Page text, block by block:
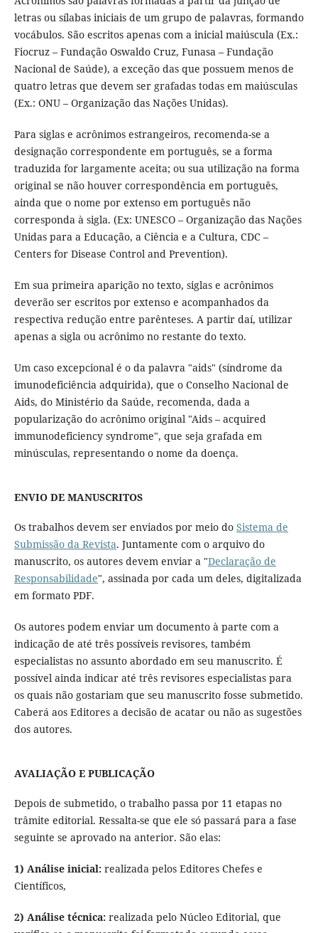
letras ou sílabas iniciais de um grupo de palavras, formando
vocábulos. São escritos apenas com a inicial maiúscula (Ex.:
Fiocruz – Fundação Oswaldo Cruz, Funasa – Fundação
Nacional de Saúde), a exceção das que possuem menos de
quatro letras que devem ser grafadas todas em maiúsculas
(Ex.: ONU – Organização das Nações Unidas).
Para siglas e acrônimos estrangeiros, recomenda-se a
designação correspondente em português, se a forma
traduzida for largamente aceita; ou sua utilização na forma
original se não houver correspondência em português,
ainda que o nome por extenso em português não
corresponda à sigla. (Ex: UNESCO – Organização das Nações
Unidas para a Educação, a Ciência e a Cultura, CDC –
Centers for Disease Control and Prevention).
Em sua primeira aparição no texto, siglas e acrônimos
deverão ser escritos por extenso e acompanhados da
respectiva redução entre parênteses. A partir daí, utilizar
apenas a sigla ou acrônimo no restante do texto.
Um caso excepcional é o da palavra "aids" (síndrome da
imunodeficiência adquirida), que o Conselho Nacional de
Aids, do Ministério da Saúde, recomenda, dada a
popularização do acrônimo original "Aids – acquired
immunodeficiency syndrome", que seja grafada em
minúsculas, representando o nome da doença.
ENVIO DE MANUSCRITOS
Os trabalhos devem ser enviados por meio do Sistema de
Submissão da Revista. Juntamente com o arquivo do
manuscrito, os autores devem enviar a "Declaração de
Responsabilidade", assinada por cada um deles, digitalizada
em formato PDF.
Os autores podem enviar um documento à parte com a
indicação de até três possíveis revisores, também
especialistas no assunto abordado em seu manuscrito. É
possível ainda indicar até três revisores especialistas para
os quais não gostariam que seu manuscrito fosse submetido.
Caberá aos Editores a decisão de acatar ou não as sugestões
dos autores.
AVALIAÇÃO E PUBLICAÇÃO
Depois de submetido, o trabalho passa por 11 etapas no
trâmite editorial. Ressalta-se que ele só passará para a fase
seguinte se aprovado na anterior. São elas:
1) Análise inicial:realizada pelos Editores Chefes e
Científicos,
2) Análise técnica:realizada pelo Núcleo Editorial, que